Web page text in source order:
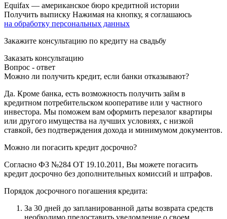
Equifax — американское бюро кредитной истории
Получить выписку Нажимая на кнопку, я соглашаюсь
на обработку персональных данных
Закажите консультацию по кредиту на свадьбу
Заказать консультацию
Вопрос - ответ
Можно ли получить кредит, если банки отказывают?
Да. Кроме банка, есть возможность получить займ в
кредитном потребительском кооперативе или у частного
инвестора. Мы поможем вам оформить перезалог квартиры
или другого имущества на лучших условиях, с низкой
ставкой, без подтверждения дохода и минимумом документов.
Можно ли погасить кредит досрочно?
Согласно ФЗ №284 ОТ 19.10.2011, Вы можете погасить
кредит досрочно без дополнительных комиссий и штрафов.
Порядок досрочного погашения кредита:
За 30 дней до запланированной даты возврата средств
необходимо предоставить уведомление о своем